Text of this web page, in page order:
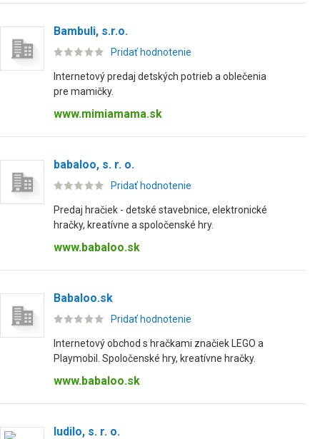
Bambuli, s.r.o.
Pridať hodnotenie
Internetový predaj detských potrieb a oblečenia
pre mamičky.
www.mimiamama.sk
babaloo, s. r. o.
Pridať hodnotenie
Predaj hračiek - detské stavebnice, elektronické
hračky, kreatívne a spoločenské hry.
www.babaloo.sk
Babaloo.sk
Pridať hodnotenie
Internetový obchod s hračkami značiek LEGO a
Playmobil. Spoločenské hry, kreatívne hračky.
www.babaloo.sk
ludilo, s. r. o.